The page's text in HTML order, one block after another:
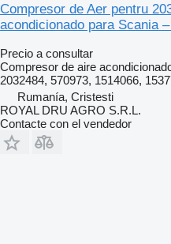
Compresor de Aer pentru
acondicionado para Scania
Precio a consultar
Compresor de aire
2032484, 570973, 1514066,
Rumanía, Cristesti
ROYAL DRU AGRO S.R.L.
Contacte con el vendedor